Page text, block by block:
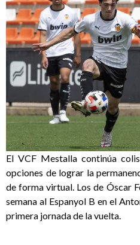
El VCF Mestalla continúa
opciones de lograr la
de forma virtual. Los de Óscar
semana al Espanyol B en el
primera jornada de la vuelta.